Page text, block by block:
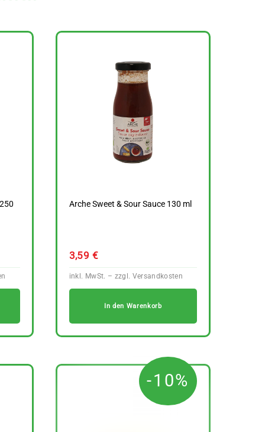
Arche Sweet & Sour Sauce 130 ml
3,59 €
In den Warenkorb
-10%